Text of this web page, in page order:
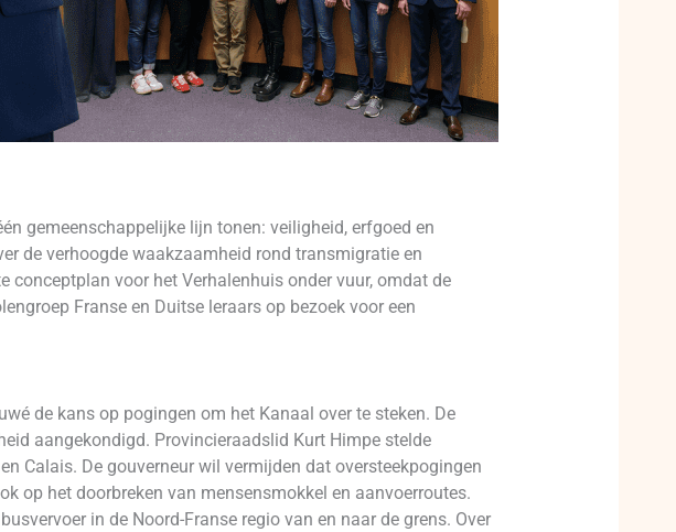
gemeenschappelijke lijn tonen: veiligheid, erfgoed en
de verhoogde waakzaamheid rond transmigratie en
conceptplan voor het Verhalenhuis onder vuur, omdat de
Franse en Duitse leraars op bezoek voor een
de kans op pogingen om het Kanaal over te steken. De
aangekondigd. Provincieraadslid Kurt Himpe stelde
Calais. De gouverneur wil vermijden dat oversteekpogingen
op het doorbreken van mensensmokkel en aanvoerroutes.
in de Noord-Franse regio van en naar de grens. Over